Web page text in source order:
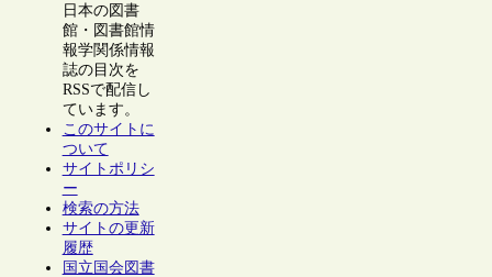
日本の図書
館・図書館情
報学関係情報
誌の目次を
RSSで配信し
ています。
このサイトに
ついて
サイトポリシ
ー
検索の方法
サイトの更新
履歴
国立国会図書